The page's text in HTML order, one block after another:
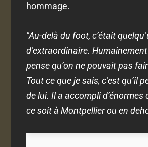
hommage.
"Au-delà du foot, c’était
d’extraordinaire.
pense qu’on ne pouvait pas
Tout ce que je sais, c’est qu’il
de lui. Il a accompli d’énormes
ce soit à Montpellier ou en